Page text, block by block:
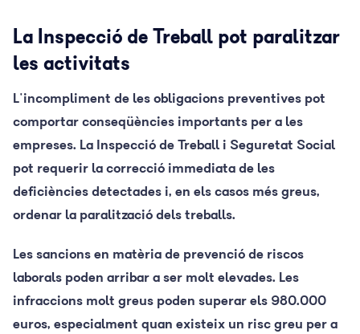
La Inspecció de Treball pot paralitzar
les activitats
L'incompliment de les obligacions preventives pot
comportar conseqüències importants per a les
empreses. La Inspecció de Treball i Seguretat Social
pot requerir la correcció immediata de les
deficiències detectades i, en els casos més greus,
ordenar la paralització dels treballs.
Les sancions en matèria de prevenció de riscos
laborals poden arribar a ser molt elevades. Les
infraccions molt greus poden superar els 980.000
euros, especialment quan existeix un risc greu per a